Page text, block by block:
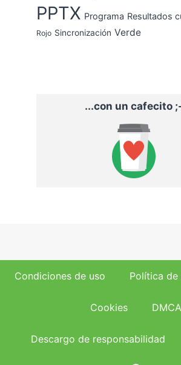
PPTX Programa Resultados
Rojo Sincronización Verde
...con un cafecito
Condiciones de uso Política
Cookies DMCA
Descargo de responsabilidad